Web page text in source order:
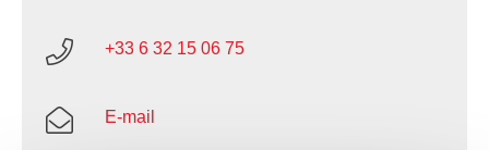
+33 6 32 15 06 75
E-mail